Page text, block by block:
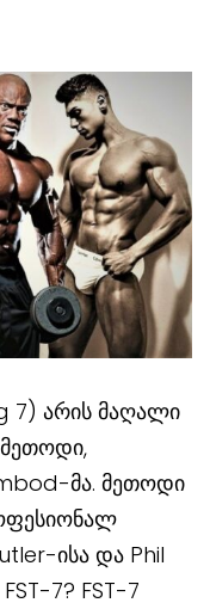
7) არის მაღალი
მა. მეთოდი
ისა და Phil
7? FST-7